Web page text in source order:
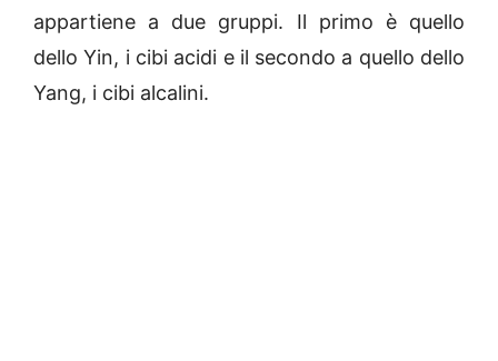
appartiene a due gruppi. Il primo è quello
dello Yin, i cibi acidi e il secondo a quello dello
Yang, i cibi alcalini.